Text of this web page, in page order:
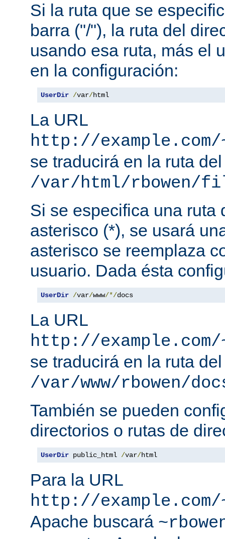
Si la ruta que se
barra ("/"), la ruta del
usando esa ruta, más el
en la configuración:
UserDir /var/html
La URL
http://
se traducirá en la ruta
/var/html/rbowen/
Si se especifica una ruta
asterisco (*), se usará
asterisco se reemplaza
usuario. Dada ésta
UserDir /var/www/*/docs
La URL
http://
se traducirá en la ruta
/var/www/rbowen/
También se pueden
directorios o rutas de
UserDir public_html /var/html
Para la URL
http://
Apache buscará